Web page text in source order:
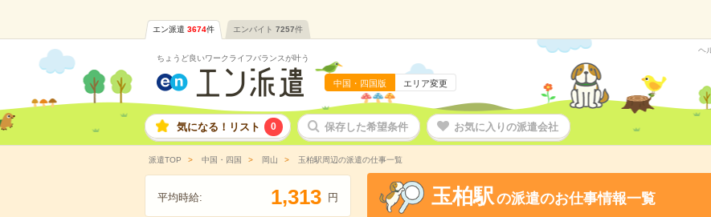
エン派遣 3674件 エンバイト 7257件
ちょうど良いワークライフバランスが叶う
中国・四国版 エリア変更
ヘ
気になる！リスト 0 保存した希望条件 お気に入りの派遣会社
派遣TOP 中国・四国 岡山 玉柏駅周辺の派遣の仕事一覧
平均時給: 1,313 円 玉柏駅の派遣のお仕事情報一覧